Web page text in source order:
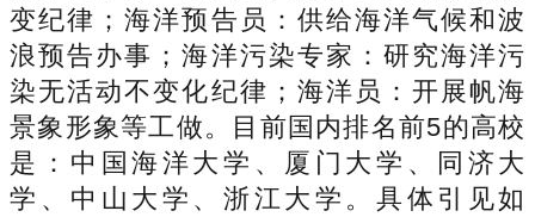
变纪律；海洋预告员：供给海洋气候和波
浪预告办事；海洋污染专家：研究海洋污
染无活动不变化纪律；海洋员：开展帆海
景象形象等工做。目前国内排名前5的高校
是：中国海洋大学、厦门大学、同济大
学、中山大学、浙江大学。具体引见如